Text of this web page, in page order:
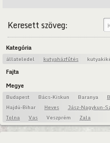
Keresett szöveg:
Kategória
állateledel kutyaházfűtés
Fajta
Megye
Budapest Bács-Kiskun Baranya
Hajdú-Bihar
Heves Jász-Nagykun-
Tolna
Vas Veszprém Zala